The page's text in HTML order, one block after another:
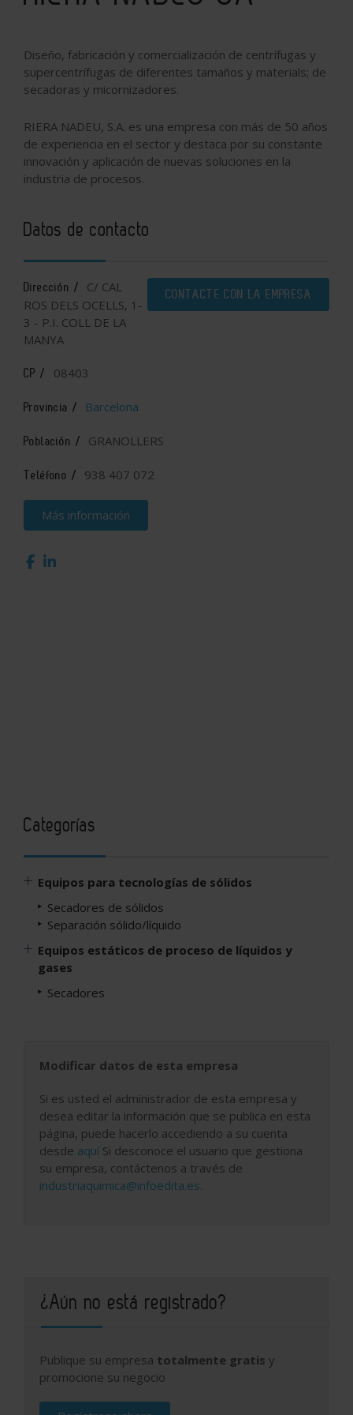
Diseño, fabricación y comercialización de centrífugas y
supercentrífugas de diferentes tamaños y materials; de
secadoras y micornizadores.
RIERA NADEU, S.A. es una empresa con más de 50 años
de experiencia en el sector y destaca por su constante
innovación y aplicación de nuevas soluciones en la
industria de procesos.
Datos de contacto
CONTACTE CON LA EMPRESA
Dirección /
C/ CAL
ROS DELS OCELLS, 1-
3 - P.I. COLL DE LA
MANYA
CP / 08403
Provincia / Barcelona
Población / GRANOLLERS
Teléfono / 938 407 072
Más información
Categorías
Equipos para tecnologías de sólidos
Secadores de sólidos
Separación sólido/líquido
Equipos estáticos de proceso de líquidos y
gases
Secadores
Modificar datos de esta empresa
Si es usted el administrador de esta empresa y
desea editar la información que se publica en esta
página, puede hacerlo accediendo a su cuenta
desde aquí Si desconoce el usuario que gestiona
su empresa, contáctenos a través de
industriaquimica@infoedita.es.
¿Aún no está registrado?
Publique su empresa totalmente gratis y
promocione su negocio